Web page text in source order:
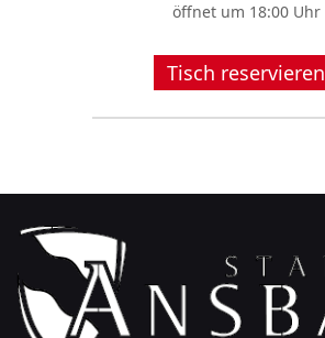
öffnet um 18:00 Uhr
Tisch reservieren